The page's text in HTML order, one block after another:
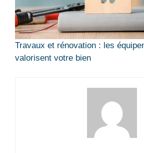
Travaux et rénovation : les
valorisent votre bien